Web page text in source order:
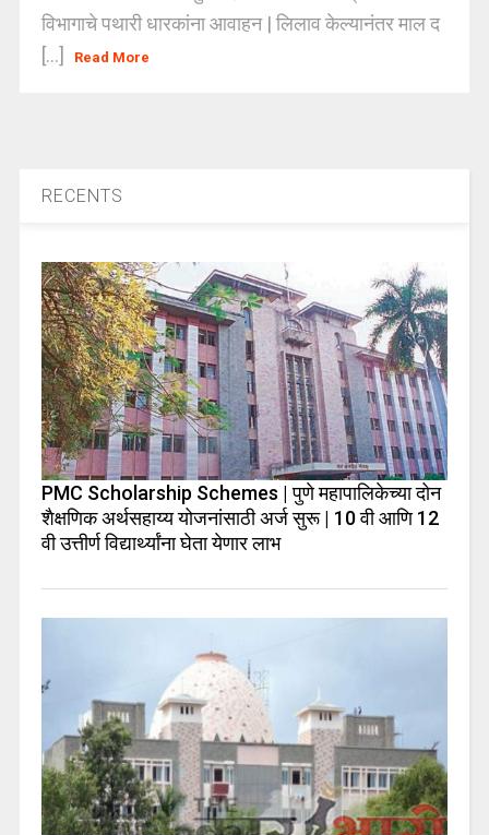
विभागाचे पथारी धारकांना आवाहन | लिलाव केल्यानंतर माल द
[...]
Read More
RECENTS
PMC Scholarship Schemes | पुणे महापालिकेच्या दोन
शैक्षणिक अर्थसहाय्य योजनांसाठी अर्ज सुरू | 10 वी आणि 12
वी उत्तीर्ण विद्यार्थ्यांना घेता येणार लाभ